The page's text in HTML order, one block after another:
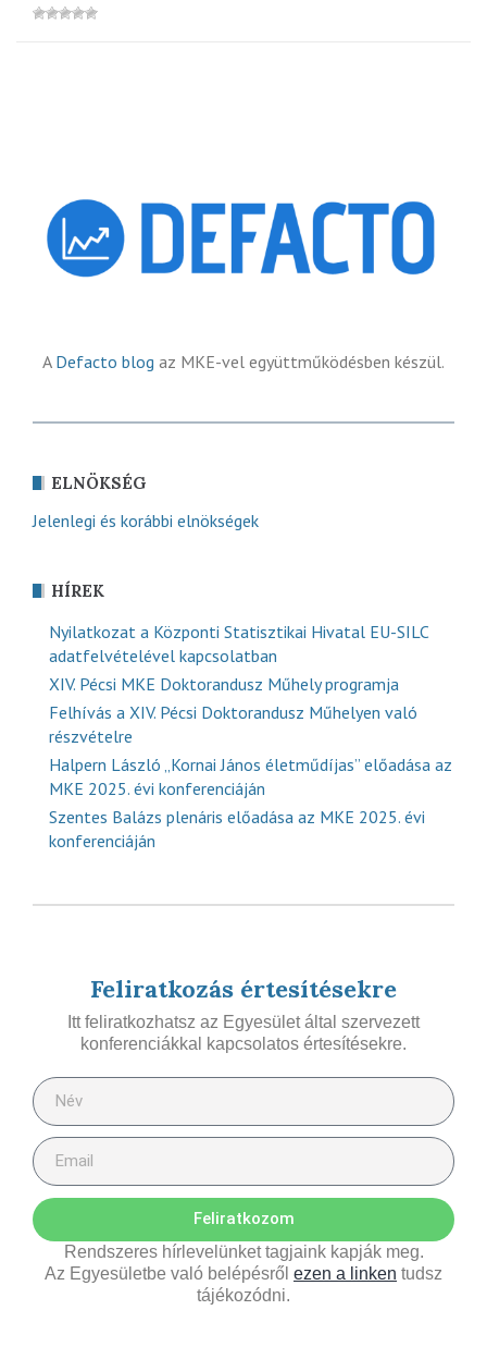
A Defacto blog az MKE-vel együttműködésben készül.
ELNÖKSÉG
Jelenlegi és korábbi elnökségek
HÍREK
Nyilatkozat a Központi Statisztikai Hivatal EU-SILC
adatfelvételével kapcsolatban
XIV. Pécsi MKE Doktorandusz Műhely programja
Felhívás a XIV. Pécsi Doktorandusz Műhelyen való
részvételre
Halpern László „Kornai János életműdíjas” előadása az
MKE 2025. évi konferenciáján
Szentes Balázs plenáris előadása az MKE 2025. évi
konferenciáján
Feliratkozás értesítésekre
Itt feliratkozhatsz az Egyesület által szervezett
konferenciákkal kapcsolatos értesítésekre.
Feliratkozom
Rendszeres hírlevelünket tagjaink kapják meg.
Az Egyesületbe való belépésről ezen a linken tudsz
tájékozódni.